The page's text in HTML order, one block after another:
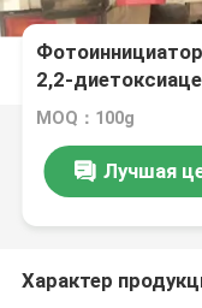
2,2-
Высокая
скоростью
MOQ：100g
Лучшая
Характер